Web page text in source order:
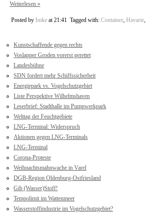
Weiterlesen »
Posted by Imke at 21:41 Tagged with: Container, Havarie,
Kunstschaffende gegen rechts
Voslapper Groden vorerst gerettet
Landesbühne
SDN fordert mehr Schiffssicherheit
Energiepark vs. Vogelschutzgebiet
Liste Perspektive Wilhelmshaven
Leserbrief: Stadthalle im Pumpwerkpark
Welttag der Feuchtgebiete
LNG-Terminal: Widerspruch
Aktionen gegen LNG-Terminals
LNG-Terminal
Corona-Proteste
Weihnachtsmahnwache in Varel
DGB-Region Oldenburg-Ostfriesland
Gib (Wasser)Stoff!
Tempolimit im Wattenmeer
Wasserstoffindustrie im Vogelschutzgebiet?